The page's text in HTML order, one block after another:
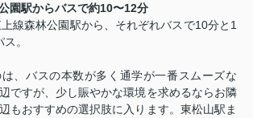
園駅からバスで約10〜12分
線森林公園駅から、それぞれバスで10分と1
。
、バスの本数が多く通学が一番スムーズな
ですが、少し賑やかな環境を求めるならお隣
もおすすめの選択肢に入ります。東松山駅ま